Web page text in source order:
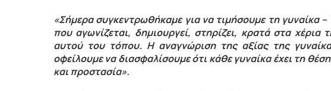
«Σήμερα συγκεντρωθήκαμε για να τιμήσουμε τη γυναίκα
που αγωνίζεται, δημιουργεί, στηρίζει, κρατά στα
αυτού του τόπου. Η αναγνώριση της αξίας της
οφείλουμε να διασφαλίσουμε ότι κάθε γυναίκα έχει τη
και προστασία».